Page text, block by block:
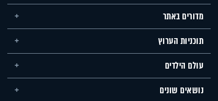
מדורים באתר
תוכניות הערוץ
עולם הילדים
נושאים שונים